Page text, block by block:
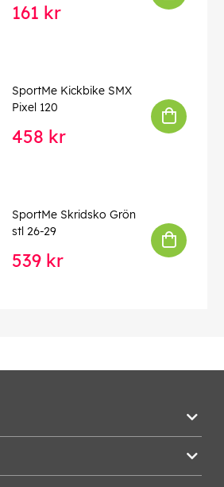
161 kr
SportMe Kickbike SMX
Pixel 120
458 kr
SportMe Skridsko Grön
stl 26-29
539 kr